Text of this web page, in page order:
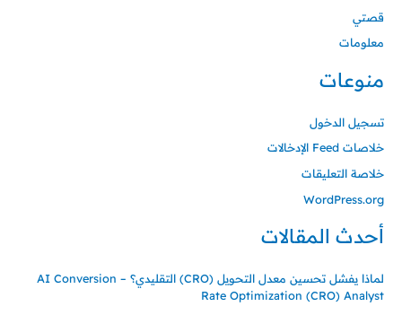
قصتي
معلومات
منوعات
تسجيل الدخول
خلاصات Feed الإدخالات
خلاصة التعليقات
WordPress.org
أحدث المقالات
لماذا يفشل تحسين معدل التحويل (CRO) التقليدي؟ – AI Conversion
Rate Optimization (CRO) Analyst